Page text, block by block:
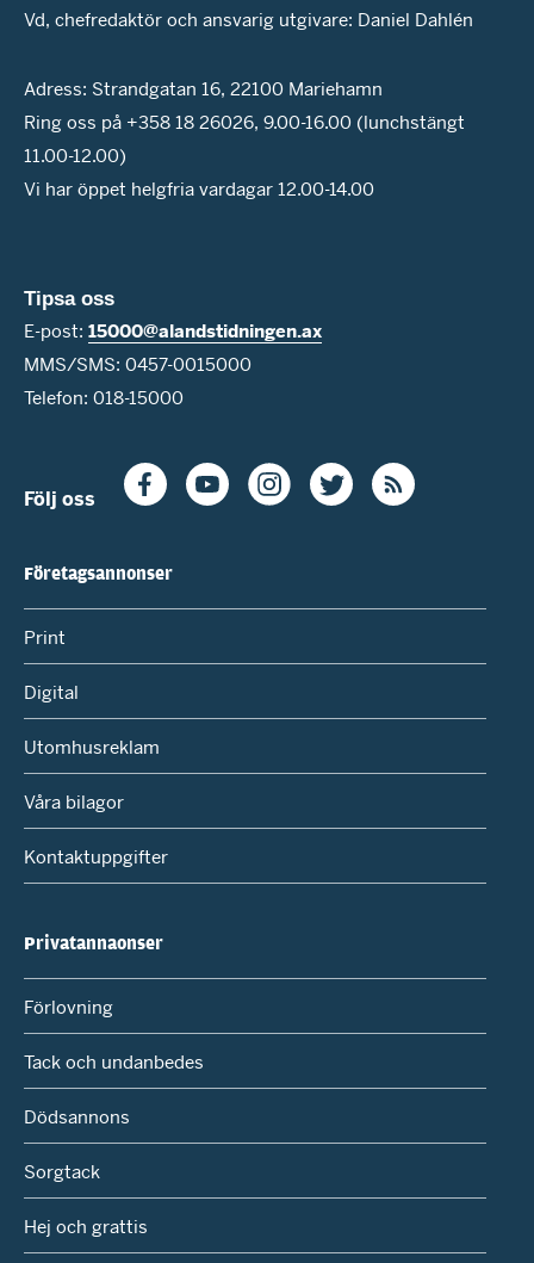
Vd, chefredaktör och ansvarig utgivare: Daniel Dahlén
Adress: Strandgatan 16, 22100 Mariehamn
Ring oss på +358 18 26026, 9.00-16.00 (lunchstängt
11.00-12.00)
Vi har öppet helgfria vardagar 12.00-14.00
Tipsa oss
E-post: 15000@alandstidningen.ax
MMS/SMS: 0457-0015000
Telefon: 018-15000
Följ oss
Företagsannonser
Print
Digital
Utomhusreklam
Våra bilagor
Kontaktuppgifter
Privatannaonser
Förlovning
Tack och undanbedes
Dödsannons
Sorgtack
Hej och grattis